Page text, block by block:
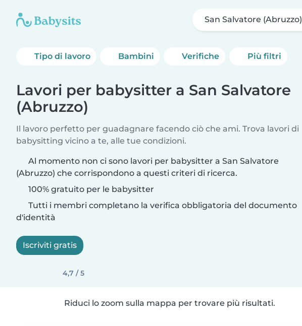
San Salvatore (Abruzzo)
Tipo di lavoro Bambini Verifiche Più filtri
Lavori per babysitter a San Salvatore
(Abruzzo)
Il lavoro perfetto per guadagnare facendo ciò che ami. Trova lavori di
babysitting vicino a te, alle tue condizioni.
Al momento non ci sono lavori per babysitter a San Salvatore
(Abruzzo) che corrispondono a questi criteri di ricerca.
100% gratuito per le babysitter
Tutti i membri completano la verifica obbligatoria del documento
d'identità
Iscriviti gratis
4,7 / 5
Riduci lo zoom sulla mappa per trovare più risultati.